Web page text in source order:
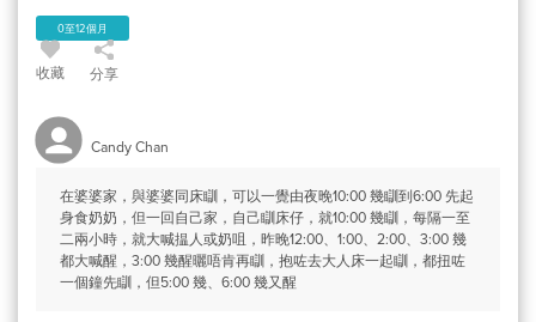
0至12個月
收藏 分享
Candy Chan
在婆婆家，與婆婆同床瞓，可以一覺由夜晚10:00 幾瞓到6:00 先起
身食奶奶，但一回自己家，自己瞓床仔，就10:00 幾瞓，每隔一至
二兩小時，就大喊揾人或奶咀，昨晚12:00、1:00、2:00、3:00 幾
都大喊醒，3:00 幾醒曬唔肯再瞓，抱咗去大人床一起瞓，都扭咗
一個鐘先瞓，但5:00 幾、6:00 幾又醒